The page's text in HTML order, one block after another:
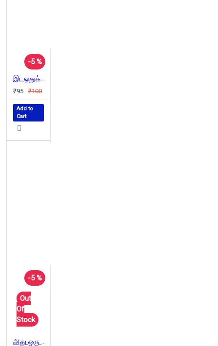
-5 %
இடஒதுக்கீட்டின் மூலவரலாறு
₹95 ₹100
Add to
Cart
-5 %
Out
Of
Stock
அது ஒரு மகேந்திர காலம்